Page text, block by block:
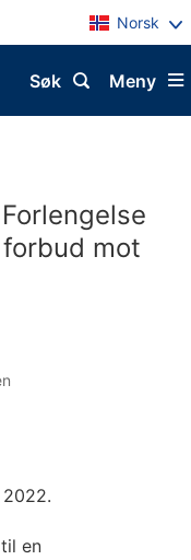
Norsk
Meny
Søk
mot
en